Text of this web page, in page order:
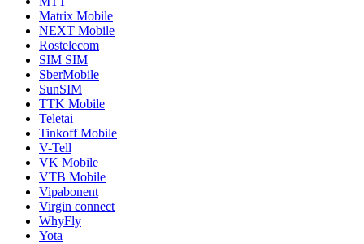
Matrix Mobile
NEXT Mobile
Rostelecom
SIM SIM
SberMobile
SunSIM
TTK Mobile
Teletai
Tinkoff Mobile
V-Tell
VK Mobile
VTB Mobile
Vipabonent
Virgin connect
WhyFly
Yota